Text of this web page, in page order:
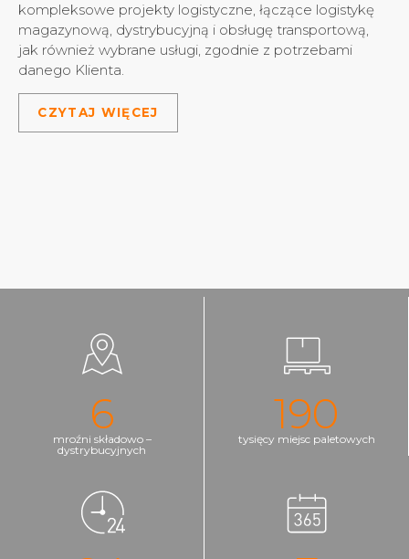
kompleksowe projekty logistyczne, łączące logistykę
magazynową, dystrybucyjną i obsługę transportową,
jak również wybrane usługi, zgodnie z potrzebami
danego Klienta.
CZYTAJ WIĘCEJ
6
mroźni składowo –
dystrybucyjnych
190
tysięcy miejsc paletowych